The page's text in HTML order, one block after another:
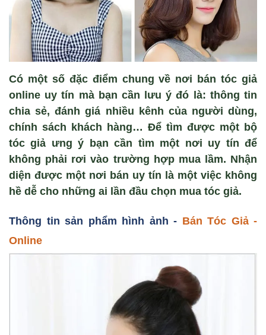
Có một số đặc điểm chung về nơi bán tóc giả
online uy tín mà bạn cần lưu ý đó là: thông tin
chia sẻ, đánh giá nhiều kênh của người dùng,
chính sách khách hàng… Để tìm được một bộ
tóc giả ưng ý bạn cần tìm một nơi uy tín để
không phải rơi vào trường hợp mua lầm. Nhận
diện được một nơi bán uy tín là một việc không
hề dễ cho những ai lần đầu chọn mua tóc giả.
Thông tin sản phẩm hình ảnh - Bán Tóc Giả -
Online